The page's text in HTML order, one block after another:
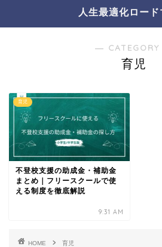
人生最適化ロー
―
育児
育児
不登校支援の助成金・補助金
まとめ｜フリースクールで使
える制度を徹底解説
9:31 AM
HOME 育児